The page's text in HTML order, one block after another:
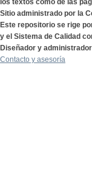
los textos como de las
Sitio administrado por la
Este repositorio se rige
y el Sistema de Calidad
Diseñador y
Contacto y asesoría